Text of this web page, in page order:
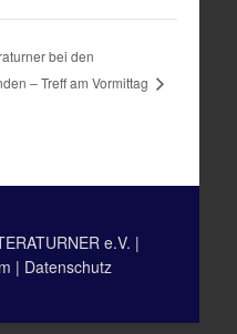
bei den
– Treff am Vormittag
e.V. |
| Datenschutz